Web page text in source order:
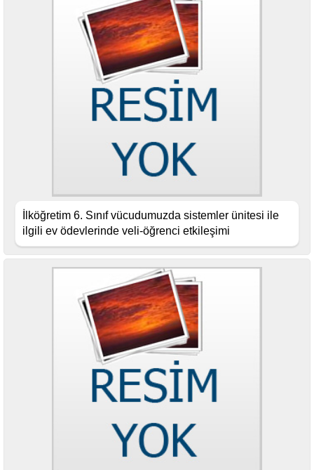
İlköğretim 6. Sınıf vücudumuzda sistemler ünitesi ile
ilgili ev ödevlerinde veli-öğrenci etkileşimi